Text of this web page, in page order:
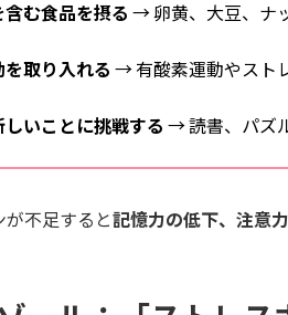
含む食品を摂る → 卵黄、大豆、ナ
取り入れる → 有酸素運動やスト
しいことに挑戦する → 読書、パズ
不足すると記憶力の低下、注意